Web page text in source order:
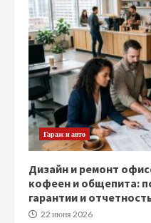
Гараж и авто
Дизайн и ремонт
кофеен и общепита:
гарантии и
22 июня 2026